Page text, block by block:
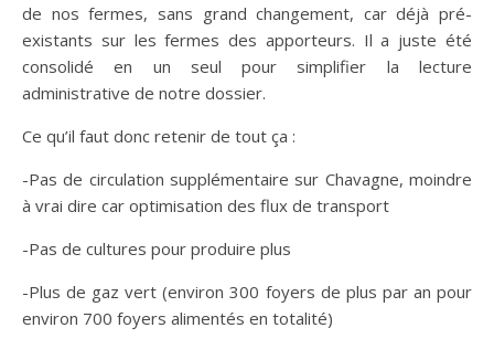
de nos fermes, sans grand changement, car déjà pré-
existants sur les fermes des apporteurs. Il a juste été
consolidé en un seul pour simplifier la lecture
administrative de notre dossier.
Ce qu’il faut donc retenir de tout ça :
-Pas de circulation supplémentaire sur Chavagne, moindre
à vrai dire car optimisation des flux de transport
-Pas de cultures pour produire plus
-Plus de gaz vert (environ 300 foyers de plus par an pour
environ 700 foyers alimentés en totalité)